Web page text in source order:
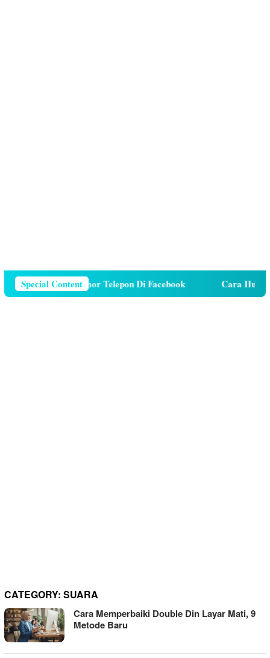
Special Content
Menghapus Nomor Telepon Di Facebook Cara Hutang
CATEGORY: SUARA
Cara Memperbaiki Double Din Layar Mati, 9
Metode Baru